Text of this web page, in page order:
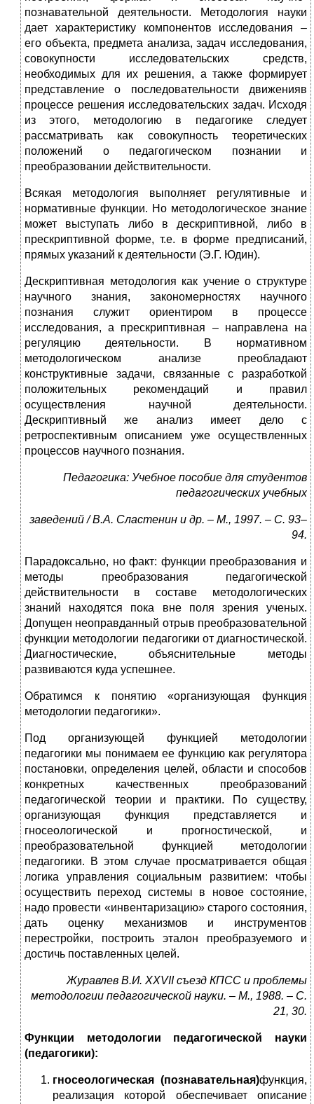
познавательной деятельности. Методология науки
дает характеристику компонентов исследования –
его объекта, предмета анализа, задач исследования,
совокупности исследовательских средств,
необходимых для их решения, а также формирует
представление о последовательности движенияв
процессе решения исследовательских задач. Исходя
из этого, методологию в педагогике следует
рассматривать как совокупность теоретических
положений о педагогическом познании и
преобразовании действительности.
Всякая методология выполняет регулятивные и
нормативные функции. Но методологическое знание
может выступать либо в дескриптивной, либо в
прескриптивной форме, т.е. в форме предписаний,
прямых указаний к деятельности (Э.Г. Юдин).
Дескриптивная методология как учение о структуре
научного знания, закономерностях научного
познания служит ориентиром в процессе
исследования, а прескриптивная – направлена на
регуляцию деятельности. В нормативном
методологическом анализе преобладают
конструктивные задачи, связанные с разработкой
положительных рекомендаций и правил
осуществления научной деятельности.
Дескриптивный же анализ имеет дело с
ретроспективным описанием уже осуществленных
процессов научного познания.
Педагогика: Учебное пособие для студентов
педагогических учебных
заведений / В.А. Сластенин и др. – М., 1997. – С. 93–
94.
Парадоксально, но факт: функции преобразования и
методы преобразования педагогической
действительности в составе методологических
знаний находятся пока вне поля зрения ученых.
Допущен неоправданный отрыв преобразовательной
функции методологии педагогики от диагностической.
Диагностические, объяснительные методы
развиваются куда успешнее.
Обратимся к понятию «организующая функция
методологии педагогики».
Под организующей функцией методологии
педагогики мы понимаем ее функцию как регулятора
постановки, определения целей, области и способов
конкретных качественных преобразований
педагогической теории и практики. По существу,
организующая функция представляется и
гносеологической и прогностической, и
преобразовательной функцией методологии
педагогики. В этом случае просматривается общая
логика управления социальным развитием: чтобы
осуществить переход системы в новое состояние,
надо провести «инвентаризацию» старого состояния,
дать оценку механизмов и инструментов
перестройки, построить эталон преобразуемого и
достичь поставленных целей.
Журавлев В.И. ХХVIIсъезд КПСС и проблемы
методологии педагогической науки. – М., 1988. – С.
21, 30.
Функции методологии педагогической науки
(педагогики):
гносеологическая (познавательная)функция,
реализация которой обеспечивает описание